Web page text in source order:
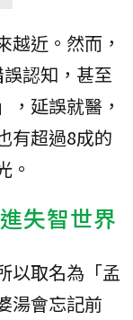
越近。然而，
認知，甚至
，延誤就醫，
有超過8成的
。
失智世界
以取名為「孟
湯會忘記前